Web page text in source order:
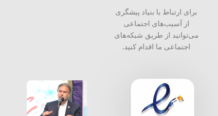
برای ارتباط با بنیاد پیشگری
از آسیب‌های اجتماعی
می‌توانید از طریق شبکه‌‎های
اجتماعی ما اقدام کنید.